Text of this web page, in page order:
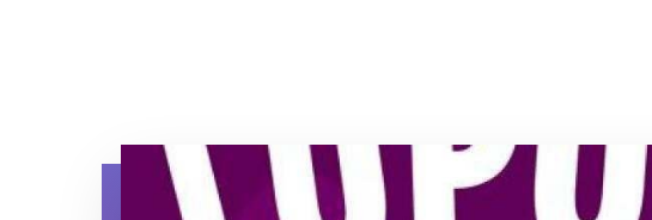
YouTube Thumbnail Purple Lupus Locks